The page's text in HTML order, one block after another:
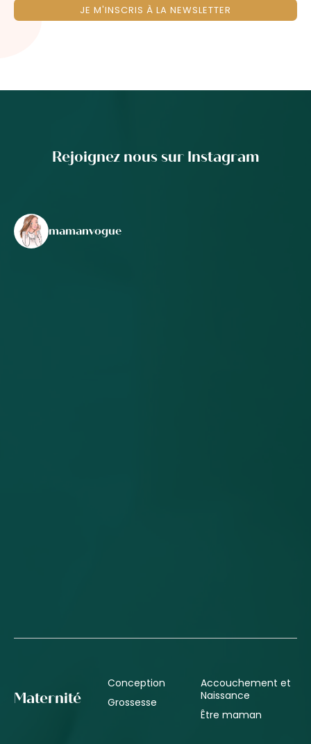
JE M'INSCRIS À LA NEWSLETTER
Rejoignez nous sur Instagram
mamanvogue
Maternité
Conception
Grossesse
Accouchement et
Naissance
Être maman